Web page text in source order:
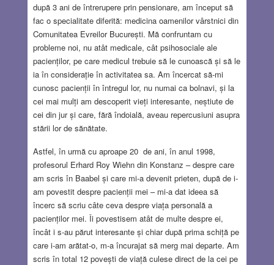
după 3 ani de întrerupere prin pensionare, am început să
fac o specialitate diferită: medicina oamenilor vârstnici din
Comunitatea Evreilor București. Mă confruntam cu
probleme noi, nu atât medicale, cât psihosociale ale
pacienților, pe care medicul trebuie să le cunoască și să le
ia în considerație în activitatea sa. Am încercat să-mi
cunosc pacienții în întregul lor, nu numai ca bolnavi, și la
cei mai mulți am descoperit vieți interesante, neștiute de
cei din jur și care, fără îndoială, aveau repercusiuni asupra
stării lor de sănătate.
Astfel, în urmă cu aproape 20 de ani, în anul 1998,
profesorul Erhard Roy Wiehn din Konstanz – despre care
am scris în Baabel și care mi-a devenit prieten, după de i-
am povestit despre pacienții mei – mi-a dat ideea să
încerc să scriu câte ceva despre viața personală a
pacienților mei. Îi povestisem atât de multe despre ei,
încât i s-au părut interesante și chiar după prima schiță pe
care i-am arătat-o, m-a încurajat să merg mai departe. Am
scris în total 12 povești de viață culese direct de la cei pe